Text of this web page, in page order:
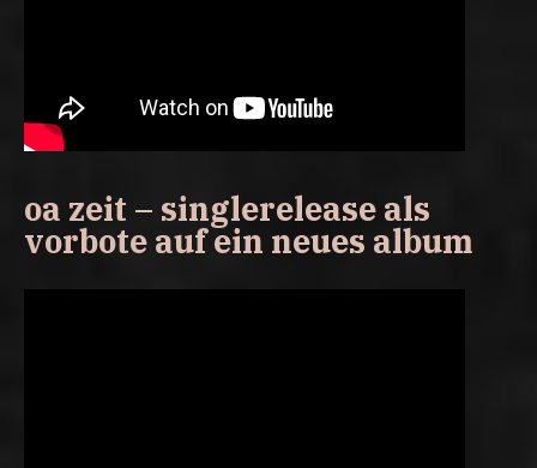
oa zeit – singlerelease als
vorbote auf ein neues album